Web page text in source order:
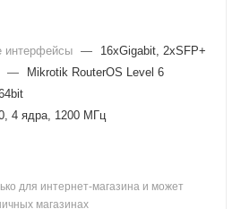
интерфейсы —
16xGigabit, 2xSFP+
—
Mikrotik RouterOS Level 6
4 ядра, 1200 МГц
для интернет-магазина и может
магазинах